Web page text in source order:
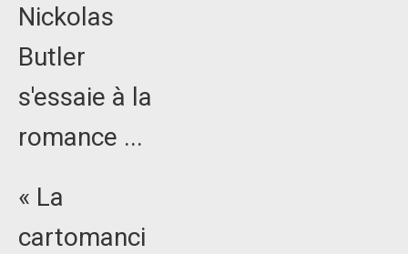
Nickolas
Butler
s'essaie à la
romance ...
« La
cartomanci